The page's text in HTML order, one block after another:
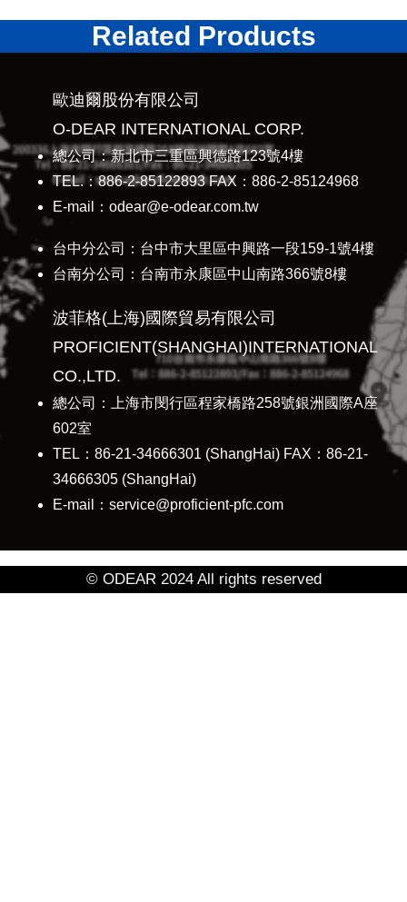
Related Products
歐迪爾股份有限公司
O-DEAR INTERNATIONAL CORP.
總公司：新北市三重區興德路123號4樓
TEL.：886-2-85122893 FAX：886-2-85124968
E-mail：odear@e-odear.com.tw
台中分公司：台中市大里區中興路一段159-1號4樓
台南分公司：台南市永康區中山南路366號8樓
波菲格(上海)國際貿易有限公司
PROFICIENT(SHANGHAI)INTERNATIONAL
CO.,LTD.
總公司：上海市閔行區程家橋路258號銀洲國際A座
602室
TEL：86-21-34666301 (ShangHai) FAX：86-21-
34666305 (ShangHai)
E-mail：service@proficient-pfc.com
© ODEAR 2024 All rights reserved